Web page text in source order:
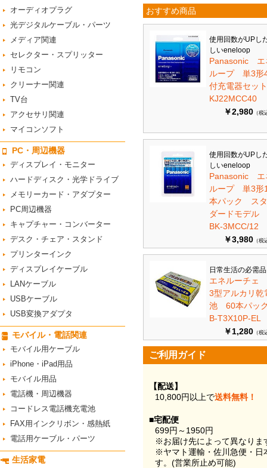
オーディオプラグ
光デジタルケーブル・パーツ
メディア関連
セレクター・スプリッター
リモコン
クリーナー関連
TV台
アクセサリ関連
マイコンソフト
PC・周辺機器
ディスプレイ・モニター
ハードディスク・光学ドライブ
メモリーカード・アダプター
PC周辺機器
キャプチャー・コンバーター
デスク・チェア・スタンド
プリンターインク
ディスプレイケーブル
LANケーブル
USBケーブル
USB変換アダプタ
モバイル・電話関連
モバイル用ケーブル
iPhone・iPad用品
モバイル用品
電話機・周辺機器
コードレス電話機充電池
FAX用インクリボン・感熱紙
電話用ケーブル・パーツ
生活家電
おすすめ商品
使用回数がUPし
しいeneloop
Panasonic エ
ループ 単3形
付充電器セッ
KJ22MCC40
￥2,980 （税
使用回数がUPし
しいeneloop
Panasonic エ
ループ 単3形
本パック ス
ダードモデル
BK-3MCC/12
￥3,980 （税
日常生活の必需
エネルーチェ
3型アルカリ乾
池 60本パ
B-T3X10P-EL
￥1,280 （税
ご利用ガイド
【配送】
10,800円以上で送料無料！
■宅配便
699円～1950円
※お届け先によって異なりま
※ヤマト運輸・佐川急便・日
す。(営業所止め可能)